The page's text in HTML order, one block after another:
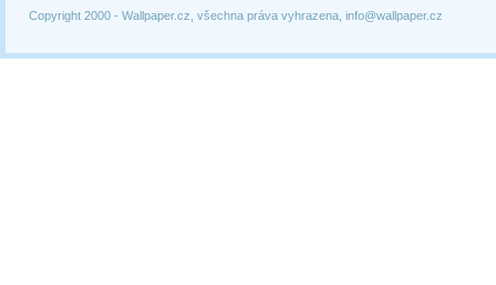
Copyright 2000 - Wallpaper.cz, všechna práva vyhrazena, info@wallpaper.cz